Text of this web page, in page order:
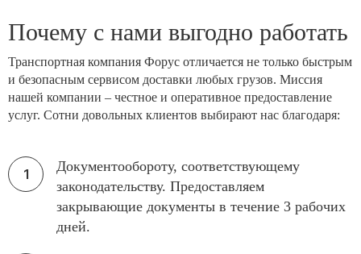
Почему с нами выгодно работать
Транспортная компания Форус отличается не только быстрым
и безопасным сервисом доставки любых грузов. Миссия
нашей компании – честное и оперативное предоставление
услуг. Сотни довольных клиентов выбирают нас благодаря:
Документообороту, соответствующему
законодательству. Предоставляем
закрывающие документы в течение 3 рабочих
дней.